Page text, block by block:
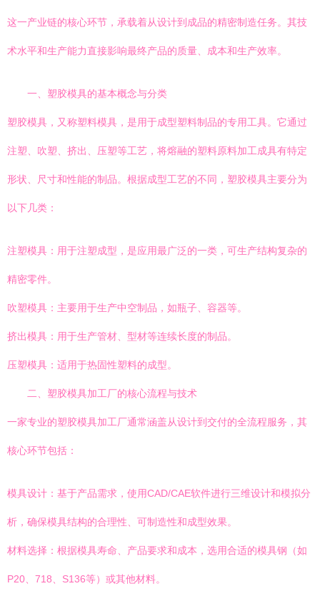
这一产业链的核心环节，承载着从设计到成品的精密制造任务。其技
术水平和生产能力直接影响最终产品的质量、成本和生产效率。
一、塑胶模具的基本概念与分类
塑胶模具，又称塑料模具，是用于成型塑料制品的专用工具。它通过
注塑、吹塑、挤出、压塑等工艺，将熔融的塑料原料加工成具有特定
形状、尺寸和性能的制品。根据成型工艺的不同，塑胶模具主要分为
以下几类：
注塑模具：用于注塑成型，是应用最广泛的一类，可生产结构复杂的
精密零件。
吹塑模具：主要用于生产中空制品，如瓶子、容器等。
挤出模具：用于生产管材、型材等连续长度的制品。
压塑模具：适用于热固性塑料的成型。
二、塑胶模具加工厂的核心流程与技术
一家专业的塑胶模具加工厂通常涵盖从设计到交付的全流程服务，其
核心环节包括：
模具设计：基于产品需求，使用CAD/CAE软件进行三维设计和模拟分
析，确保模具结构的合理性、可制造性和成型效果。
材料选择：根据模具寿命、产品要求和成本，选用合适的模具钢（如
P20、718、S136等）或其他材料。